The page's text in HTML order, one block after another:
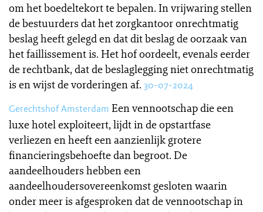
om het boedeltekort te bepalen. In vrijwaring stellen
de bestuurders dat het zorgkantoor onrechtmatig
beslag heeft gelegd en dat dit beslag de oorzaak van
het faillissement is. Het hof oordeelt, evenals eerder
de rechtbank, dat de beslaglegging niet onrechtmatig
is en wijst de vorderingen af. 30-07-2024
Gerechtshof Amsterdam Een vennootschap die een
luxe hotel exploiteert, lijdt in de opstartfase
verliezen en heeft een aanzienlijk grotere
financieringsbehoefte dan begroot. De
aandeelhouders hebben een
aandeelhoudersovereenkomst gesloten waarin
onder meer is afgesproken dat de vennootschap in